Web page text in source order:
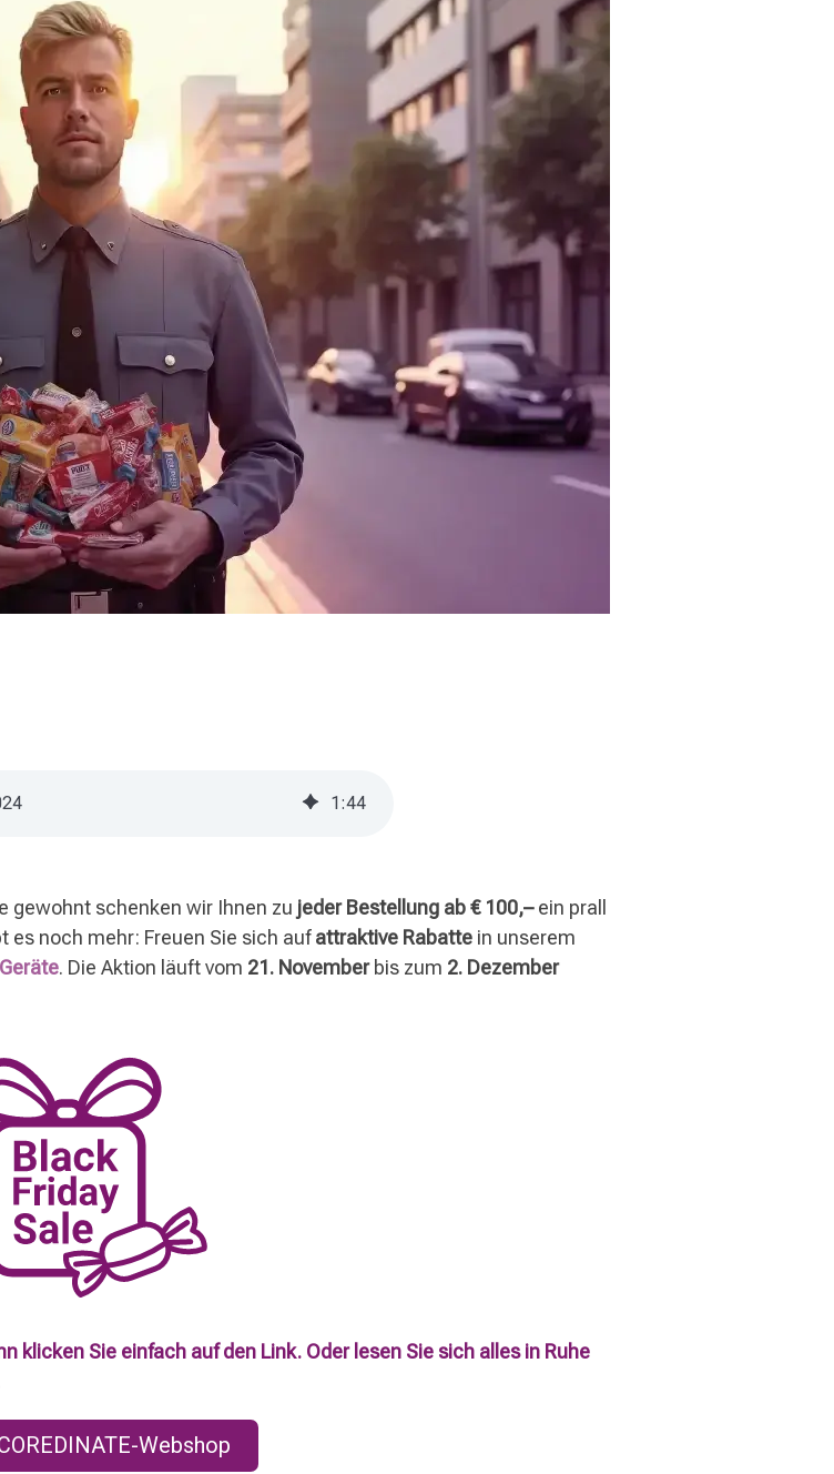
1:44
gewohnt schenken wir Ihnen zu jeder Bestellung ab € 100,–ein prall
es noch mehr: Freuen Sie sich aufattraktive Rabatte in unserem
. Die Aktion läuft vom 21. November bis zum 2. Dezember
klicken Sie einfach auf den Link. Oder lesen Sie sich alles in Ruhe
Webshop